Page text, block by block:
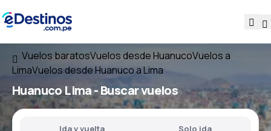
Vuelos baratosVuelos desde HuanucoVuelos a
LimaVuelos desde Huanuco a Lima
Huanuco Lima- Buscar vuelos
Ida y vuelta Solo ida